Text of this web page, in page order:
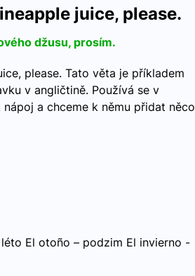
juice, please.
džusu, prosím.
please. Tato věta je příkladem
v angličtině. Používá se v
a chceme k němu přidat něco
El otoño – podzim El invierno -